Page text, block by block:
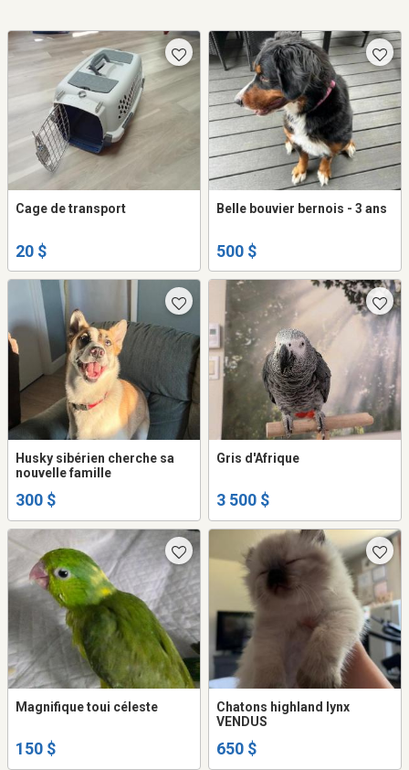
Cage de transport
20 $
Belle bouvier bernois - 3 ans
500 $
Husky sibérien cherche sa
nouvelle famille
300 $
Gris d'Afrique
3 500 $
Magnifique toui céleste
150 $
Chatons highland lynx
VENDUS
650 $